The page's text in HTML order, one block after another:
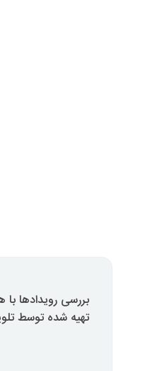
بررسی رویدادها
تهیه شده توسط تلویزیون